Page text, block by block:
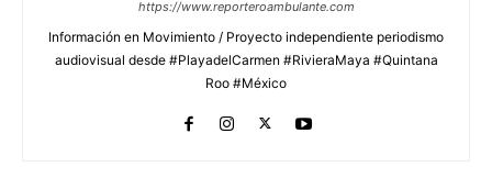
https://www.reporteroambulante.com
Información en Movimiento / Proyecto independiente periodismo
audiovisual desde #PlayadelCarmen #RivieraMaya #Quintana
Roo #México